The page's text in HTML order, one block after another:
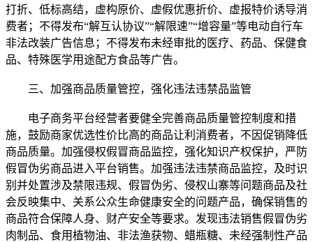
打折、低标高结，虚构原价、虚假优惠折价、虚报特价诱导消
费者；不得发布“解互认协议”“解限速”“增容量”等电动自行车
非法改装广告信息；不得发布未经审批的医疗、药品、保健食
品、特殊医学用途配方食品等广告。
三、加强商品质量管控，强化违法违禁品监管
电子商务平台经营者要健全完善商品质量管控制度和措
施，鼓励商家优选性价比高的商品让利消费者，不因促销降低
商品质量。加强侵权假冒商品监控，强化知识产权保护，严防
假冒伪劣商品进入平台销售。加强违法违禁商品监控，及时识
别并处置涉及禁限违规、假冒伪劣、侵权山寨等问题商品及社
会反映集中、关系公众生命健康安全的问题产品，确保销售的
商品符合保障人身、财产安全等要求。发现违法销售假冒伪劣
肉制品、食用植物油、非法渔获物、蜡瓶糖、未经强制性产品